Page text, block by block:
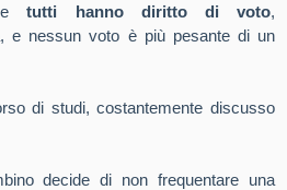
etutti hanno diritto di voto,
e nessun voto è più pesante di un
di studi, costantemente discusso
decide di non frequentare una